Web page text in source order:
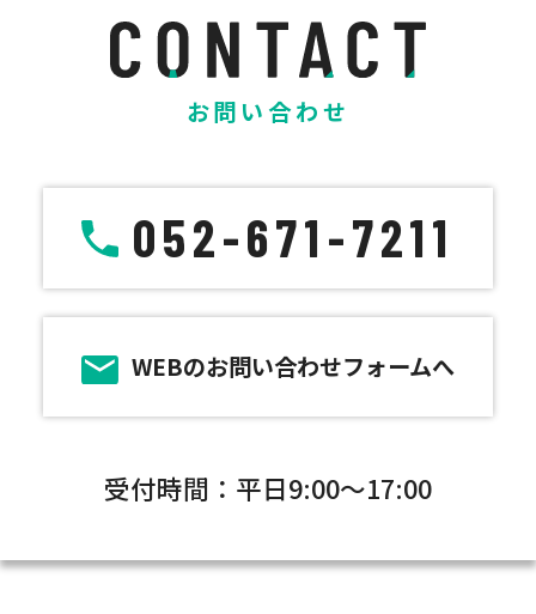
お問い合わせ
052-671-7211
WEBのお問い合わせフォームへ
受付時間：平日9:00～17:00